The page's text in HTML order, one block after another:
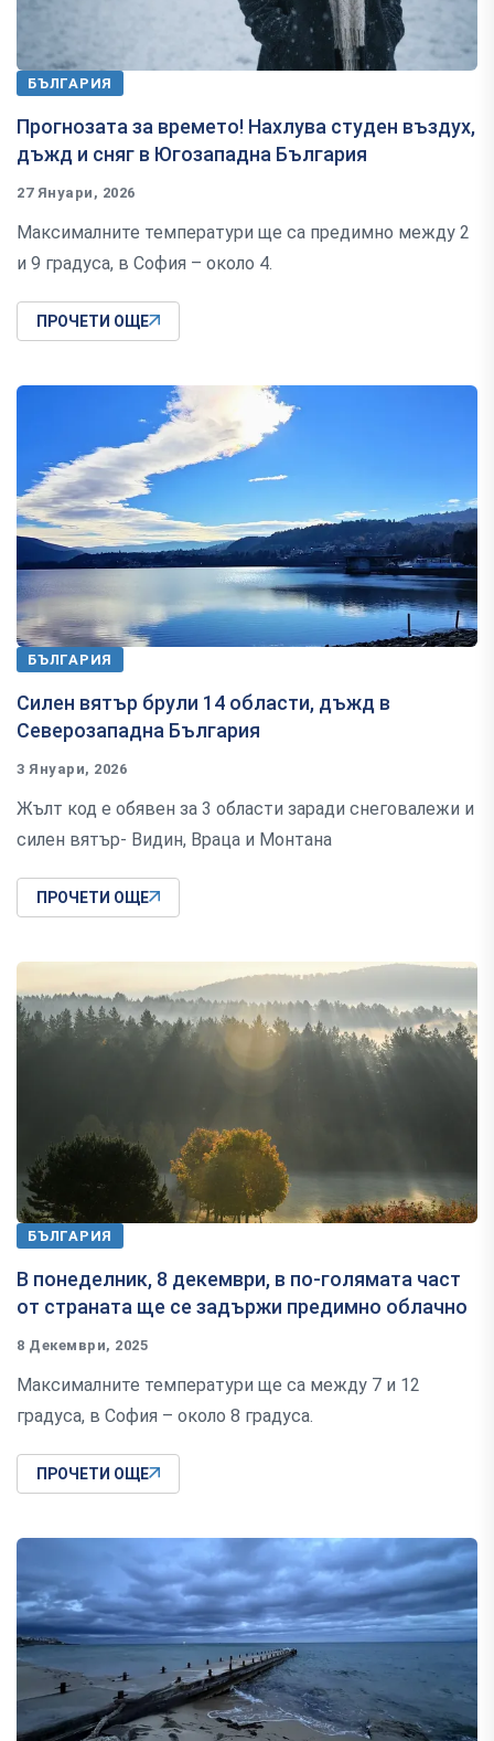
БЪЛГАРИЯ
Прогнозата за времето! Нахлува студен въздух,
дъжд и сняг в Югозападна България
27 Януари, 2026
Максималните температури ще са предимно между 2
и 9 градуса, в София – около 4.
ПРОЧЕТИ ОЩЕ
БЪЛГАРИЯ
Силен вятър брули 14 области, дъжд в
Северозападна България
3 Януари, 2026
Жълт код е обявен за 3 области заради снеговалежи и
силен вятър- Видин, Враца и Монтана
ПРОЧЕТИ ОЩЕ
БЪЛГАРИЯ
В понеделник, 8 декември, в по-голямата част
от страната ще се задържи предимно облачно
8 Декември, 2025
Максималните температури ще са между 7 и 12
градуса, в София – около 8 градуса.
ПРОЧЕТИ ОЩЕ